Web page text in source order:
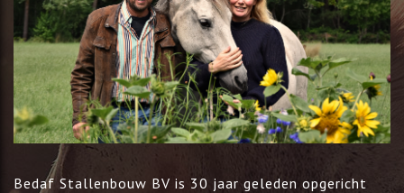
Bedaf Stallenbouw BV is 30 jaar geleden opgericht